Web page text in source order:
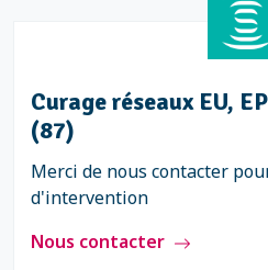
Curage réseaux EU,
(87)
Merci de nous contacter
d'intervention
Nous contacter